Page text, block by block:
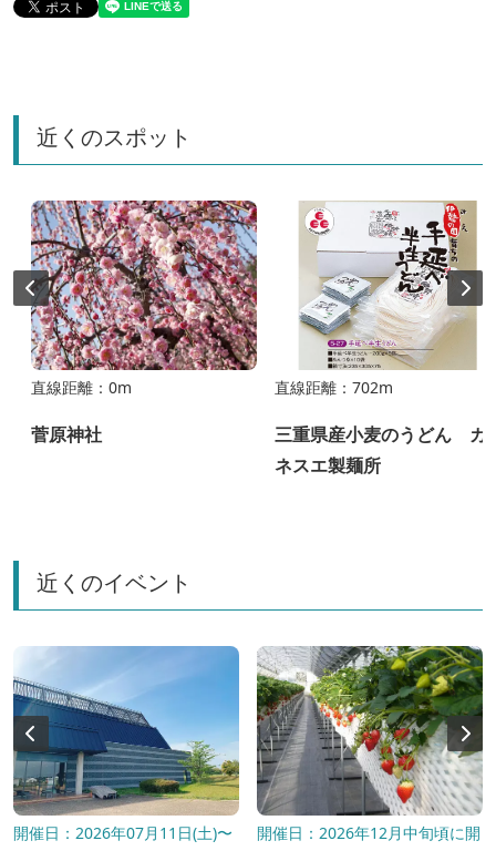
近くのスポット
直線距離：0m
菅原神社
直線距離：702m
三重県産小麦のうどん カ
ネスエ製麺所
近くのイベント
開催日：2026年07月11日(土)〜
開催日：2026年12月中旬頃に開